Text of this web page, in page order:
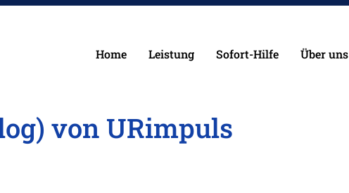
Home Leistung Sofort-Hilfe Über uns
von URimpuls